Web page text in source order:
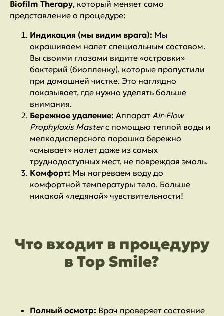
Biofilm Therapy, который меняет само
представление о процедуре:
Индикация (мы видим врага): Мы
окрашиваем налет специальным составом.
Вы своими глазами видите «островки»
бактерий (биопленку), которые пропустили
при домашней чистке. Это наглядно
показывает, где нужно уделять больше
внимания.
Бережное удаление: Аппарат Air-Flow
Prophylaxis Masterс помощью теплой воды и
мелкодисперсного порошка бережно
«смывает» налет даже из самых
труднодоступных мест, не повреждая эмаль.
Комфорт: Мы нагреваем воду до
комфортной температуры тела. Больше
никакой «ледяной» чувствительности!
Что входит в процедуру
в Top Smile?
Полный осмотр: Врач проверяет состояние